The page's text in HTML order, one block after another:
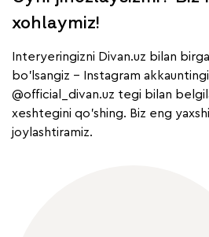
xohlaymiz!
Interyeringizni Divan.uz bilan
bo'lsangiz - Instagram
@official_divan.uz tegi bilan
xeshtegini qo'shing. Biz eng
joylashtiramiz.